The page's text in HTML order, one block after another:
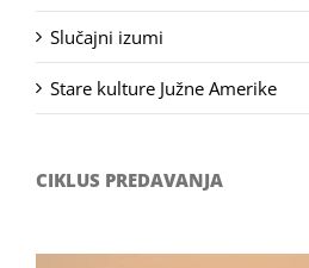
Slučajni izumi
Stare kulture Južne Amerike
CIKLUS PREDAVANJA